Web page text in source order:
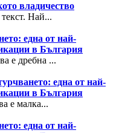
владичество
Най...
една от най-
в България
е дребна ...
една от най-
в България
е малка...
една от най-